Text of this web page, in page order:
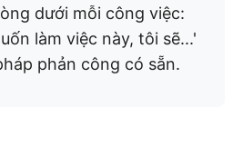
dưới mỗi công việc:
làm việc này, tôi sẽ...'
phản công có sẵn.